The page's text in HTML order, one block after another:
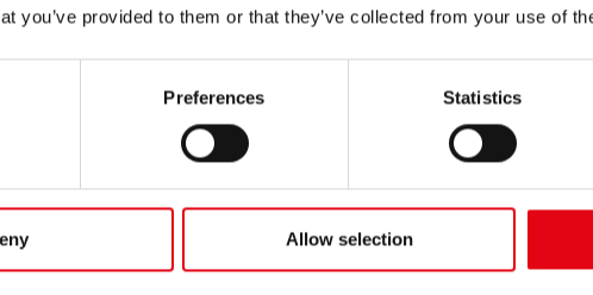
you’ve provided to them or that they’ve collected from your use of
Preferences Statistics
Allow selection
der fachoberschule itis fermi in mantua
BRANCHEN
Industrie
Schiffsbau